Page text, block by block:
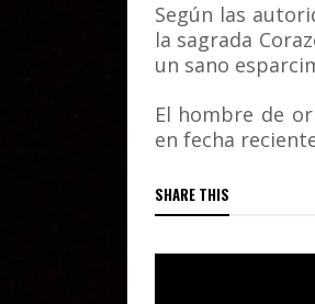
Según las
la sagrada
un sano
El hombre de
en fecha
SHARE THIS